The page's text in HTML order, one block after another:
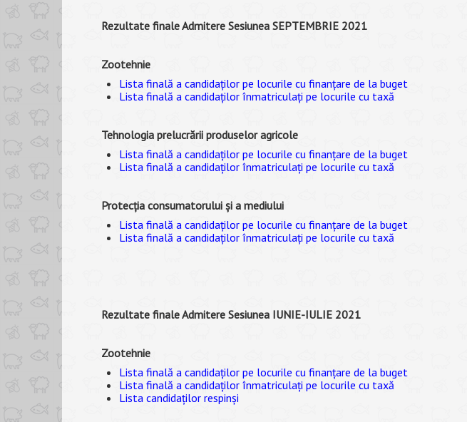
Rezultate finale Admitere Sesiunea SEPTEMBRIE 2021
Zootehnie
Lista finală a candidaților pe locurile cu finanțare de la buget
Lista finală a candidaților înmatriculați pe locurile cu taxă
Tehnologia prelucrării produselor agricole
Lista finală a candidaților pe locurile cu finanțare de la buget
Lista finală a candidaților înmatriculați pe locurile cu taxă
Protecția consumatorului și a mediului
Lista finală a candidaților pe locurile cu finanțare de la buget
Lista finală a candidaților înmatriculați pe locurile cu taxă
Rezultate finale Admitere Sesiunea IUNIE-IULIE 2021
Zootehnie
Lista finală a candidaților pe locurile cu finanțare de la buget
Lista finală a candidaților înmatriculați pe locurile cu taxă
Lista candidaților respinși